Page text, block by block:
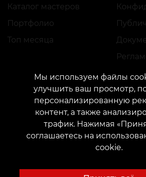
Каталог мастеров
Портфолио
Топ месяца
КОНТАКТЫ
Свяжитесь с нами:
Жалобы и предложения:
Мы используем файлы
улучшить ваш просмотр,
персонализированную
контент, а также
трафик. Нажимая
соглашаетесь на
cookie.